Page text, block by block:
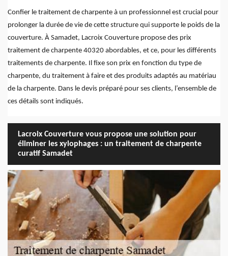
Confier le traitement de charpente à un professionnel est crucial pour
prolonger la durée de vie de cette structure qui supporte le poids de la
couverture. À Samadet, Lacroix Couverture propose des prix
traitement de charpente 40320 abordables, et ce, pour les différents
traitements de charpente. Il fixe son prix en fonction du type de
charpente, du traitement à faire et des produits adaptés au matériau
de la charpente. Dans le devis préparé pour ses clients, l’ensemble de
ces détails sont indiqués.
Lacroix Couverture vous propose une solution pour
éliminer les xylophages : un traitement de charpente
curatif Samadet